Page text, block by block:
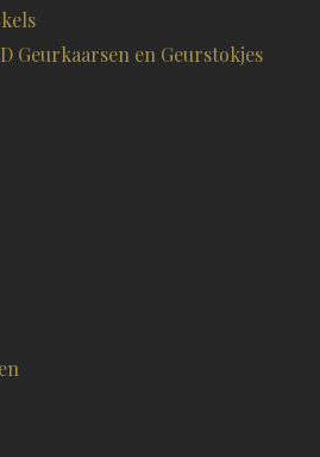
Geurkaarsen en Geurstokjes